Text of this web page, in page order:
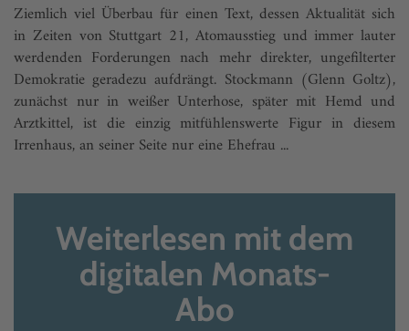
Ziemlich viel Überbau für einen Text, dessen Aktualität sich
in Zeiten von Stuttgart 21, Atomausstieg und immer lauter
werdenden Forderungen nach mehr direkter, ungefilterter
Demokratie geradezu aufdrängt. Stockmann (Glenn Goltz),
zunächst nur in weißer Unter­hose, später mit Hemd und
Arztkittel, ist die einzig mitfühlenswerte Figur in diesem
Irrenhaus, an seiner Seite nur eine Ehefrau ...
Weiterlesen mit dem
digitalen Monats-
Abo